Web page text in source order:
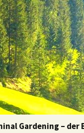
Gardening – der